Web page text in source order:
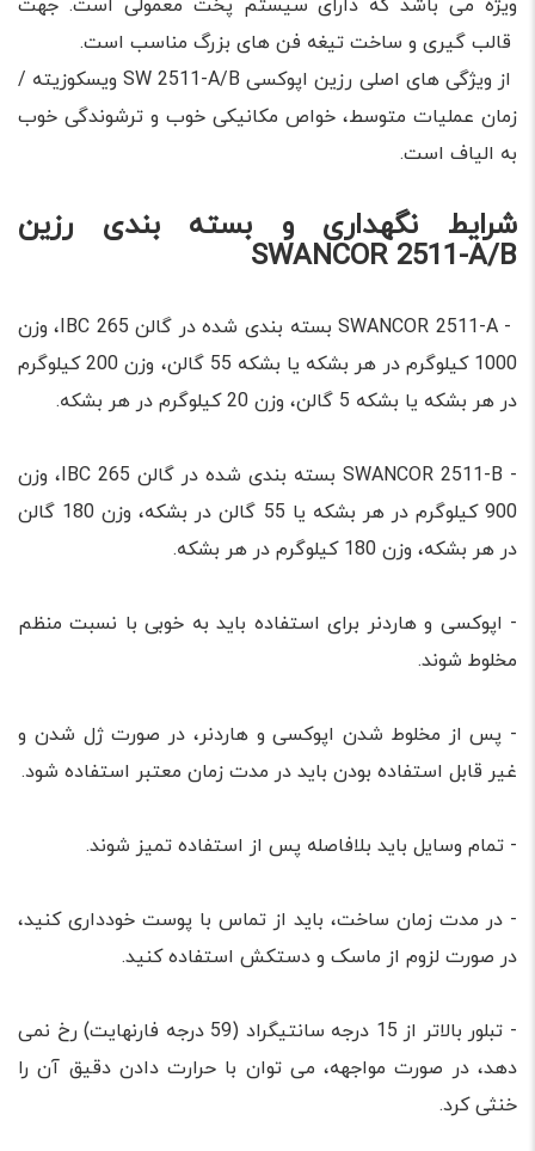
ویژه می باشد که دارای سیستم پخت معمولی است. جهت
قالب گیری و ساخت تیغه فن های بزرگ مناسب است.
از ویژگی های اصلی رزین اپوکسی SW 2511-A/B ویسکوزیته /
زمان عملیات متوسط، خواص مکانیکی خوب و ترشوندگی خوب
به الیاف است.
شرایط نگهداری و بسته بندی رزین
SWANCOR 2511-A/B
-
SWANCOR 2511-A بسته بندی شده در گالن 265 IBC، وزن
1000 کیلوگرم در هر بشکه یا بشکه 55 گالن، وزن 200 کیلوگرم
در هر بشکه یا بشکه 5 گالن، وزن 20 کیلوگرم در هر بشکه.
- SWANCOR 2511-B بسته بندی شده در گالن 265 IBC، وزن
900 کیلوگرم در هر بشکه یا 55 گالن در بشکه، وزن 180 گالن
در هر بشکه، وزن 180 کیلوگرم در هر بشکه.
- اپوکسی و هاردنر برای استفاده باید به خوبی با نسبت منظم
مخلوط شوند.
- پس از مخلوط شدن اپوکسی و هاردنر، در صورت ژل شدن و
غیر قابل استفاده بودن باید در مدت زمان معتبر استفاده شود.
- تمام وسایل باید بلافاصله پس از استفاده تمیز شوند.
- در مدت زمان ساخت، باید از تماس با پوست خودداری کنید،
در صورت لزوم از ماسک و دستکش استفاده کنید.
- تبلور بالاتر از 15 درجه سانتیگراد (59 درجه فارنهایت) رخ نمی
دهد، در صورت مواجهه، می توان با حرارت دادن دقیق آن را
خنثی کرد.